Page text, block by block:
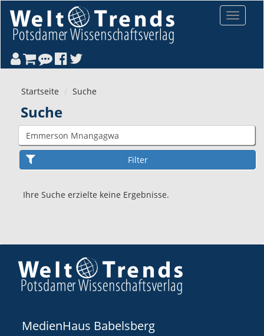
Toggle
Startseite Suche
Suche
Ihre Suche erzielte keine Ergebnisse.
MedienHaus Babelsberg